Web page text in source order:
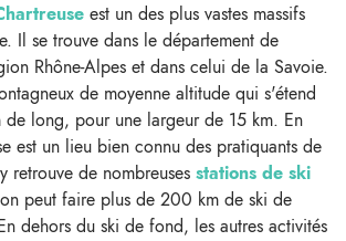
est un des plus vastes massifs
Il se trouve dans le département de
Rhône-Alpes et dans celui de la Savoie.
de moyenne altitude qui s'étend
de long, pour une largeur de 15 km. En
est un lieu bien connu des pratiquants de
retrouve de nombreuses stations de ski
peut faire plus de 200 km de ski de
dehors du ski de fond, les autres activités